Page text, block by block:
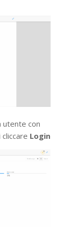
utente con
Login